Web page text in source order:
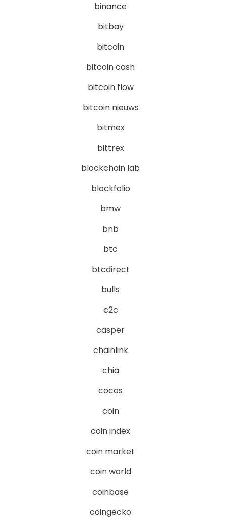
binance
bitbay
bitcoin
bitcoin cash
bitcoin flow
bitcoin nieuws
bitmex
bittrex
blockchain lab
blockfolio
bmw
bnb
btc
btcdirect
bulls
c2c
casper
chainlink
chia
cocos
coin
coin index
coin market
coin world
coinbase
coingecko